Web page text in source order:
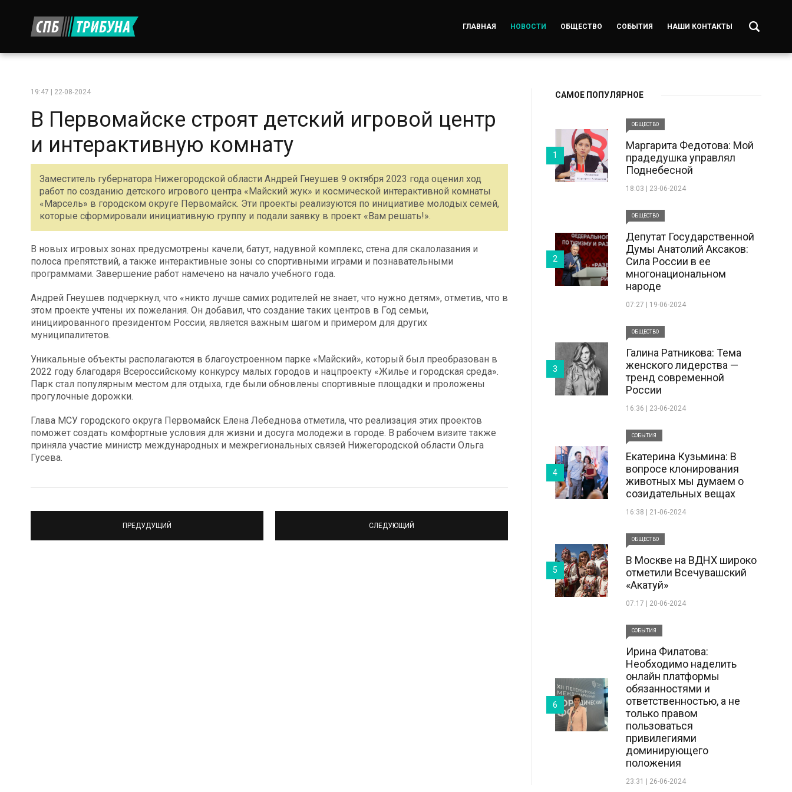
ГЛАВНАЯ НОВОСТИ ОБЩЕСТВО СОБЫТИЯ НАШИ КОНТАКТЫ
19:47 | 22-08-2024
В Первомайске строят детский игровой центр
и интерактивную комнату
Заместитель губернатора Нижегородской области Андрей Гнеушев 9 октября 2023 года оценил ход
работ по созданию детского игрового центра «Майский жук» и космической интерактивной комнаты
«Марсель» в городском округе Первомайск. Эти проекты реализуются по инициативе молодых семей,
которые сформировали инициативную группу и подали заявку в проект «Вам решать!».
В новых игровых зонах предусмотрены качели, батут, надувной комплекс, стена для скалолазания и
полоса препятствий, а также интерактивные зоны со спортивными играми и познавательными
программами. Завершение работ намечено на начало учебного года.
Андрей Гнеушев подчеркнул, что «никто лучше самих родителей не знает, что нужно детям», отметив, что в
этом проекте учтены их пожелания. Он добавил, что создание таких центров в Год семьи,
инициированного президентом России, является важным шагом и примером для других
муниципалитетов.
Уникальные объекты располагаются в благоустроенном парке «Майский», который был преобразован в
2022 году благодаря Всероссийскому конкурсу малых городов и нацпроекту «Жилье и городская среда».
Парк стал популярным местом для отдыха, где были обновлены спортивные площадки и проложены
прогулочные дорожки.
Глава МСУ городского округа Первомайск Елена Лебеднова отметила, что реализация этих проектов
поможет создать комфортные условия для жизни и досуга молодежи в городе. В рабочем визите также
приняла участие министр международных и межрегиональных связей Нижегородской области Ольга
Гусева.
ПРЕДУДУЩИЙ СЛЕДУЮЩИЙ
САМОЕ ПОПУЛЯРНОЕ
ОБЩЕСТВО
Маргарита Федотова: Мой
прадедушка управлял
Поднебесной
18:03 | 23-06-2024
1
ОБЩЕСТВО
Депутат Государственной
Думы Анатолий Аксаков:
Сила России в ее
многонациональном
народе
07:27 | 19-06-2024
2
ОБЩЕСТВО
Галина Ратникова: Тема
женского лидерства —
тренд современной
России
16:36 | 23-06-2024
3
СОБЫТИЯ
Екатерина Кузьмина: В
вопросе клонирования
животных мы думаем о
созидательных вещах
16:38 | 21-06-2024
4
ОБЩЕСТВО
В Москве на ВДНХ широко
отметили Всечувашский
«Акатуй»
07:17 | 20-06-2024
5
СОБЫТИЯ
Ирина Филатова:
Необходимо наделить
онлайн платформы
обязанностями и
ответственностью, а не
только правом
пользоваться
привилегиями
доминирующего
положения
23:31 | 26-06-2024
6